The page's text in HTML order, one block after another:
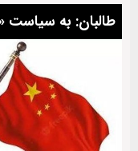
طالبان: به